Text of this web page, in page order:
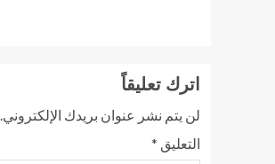
اترك تعليقاً
لن يتم نشر عنوان بريدك الإلكتروني.
التعليق *